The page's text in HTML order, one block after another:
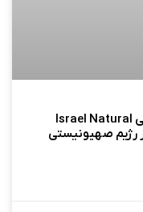
همکاری اردن و مصر با شرکت اسرائیلی Israel Natural